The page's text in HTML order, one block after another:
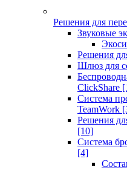
Решения для
Звуковые
Решения
Шлюз для
ClickShare
Система
TeamWork
Решения
[10]
Система
[4]